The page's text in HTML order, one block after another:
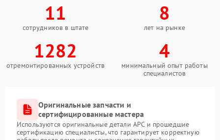
11
сотрудников в штате
8
лет на рынке
1282
отремонтированных устройств
4
минимальный опыт работы
специалистов
Оригинальные запчасти и
сертифицированные мастера
Используются оригинальные детали APC и прошедшие
сертификацию специалисты, что гарантирует корректную